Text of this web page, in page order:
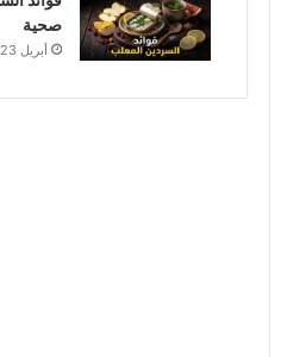
صحية
أبريل 23, 2021